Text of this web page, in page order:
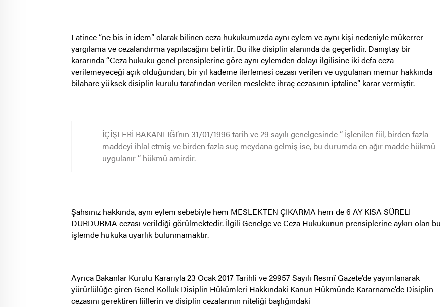
Latince “ne bis in idem” olarak bilinen ceza hukukumuzda aynı eylem ve aynı kişi nedeniyle mükerrer
yargılama ve cezalandırma yapılacağını belirtir. Bu ilke disiplin alanında da geçerlidir. Danıştay bir
kararında “Ceza hukuku genel prensiplerine göre aynı eylemden dolayı ilgilisine iki defa ceza
verilemeyeceği açık olduğundan, bir yıl kademe ilerlemesi cezası verilen ve uygulanan memur hakkında
bilahare yüksek disiplin kurulu tarafından verilen meslekte ihraç cezasının iptaline” karar vermiştir.
İÇİŞLERİ BAKANLIĞI’nın 31/01/1996 tarih ve 29 sayılı genelgesinde ‘’ İşlenilen fiil, birden fazla
maddeyi ihlal etmiş ve birden fazla suç meydana gelmiş ise, bu durumda en ağır madde hükmü
uygulanır ’’ hükmü amirdir.
Şahsınız hakkında, aynı eylem sebebiyle hem MESLEKTEN ÇIKARMA hem de 6 AY KISA SÜRELİ
DURDURMA cezası verildiği görülmektedir. İlgili Genelge ve Ceza Hukukunun prensiplerine aykırı olan bu
işlemde hukuka uyarlık bulunmamaktır.
Ayrıca Bakanlar Kurulu Kararıyla 23 Ocak 2017 Tarihli ve 29957 Sayılı Resmî Gazete’de yayımlanarak
yürürlülüğe giren Genel Kolluk Disiplin Hükümleri Hakkındaki Kanun Hükmünde Kararname’de Disiplin
cezasını gerektiren fiillerin ve disiplin cezalarının niteliği başlığındaki